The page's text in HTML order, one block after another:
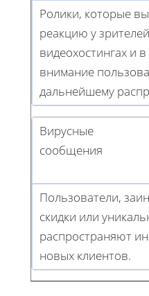
Ролики, которые
реакцию у
видеохостингах и
внимание
дальнейшему
Вирусные
сообщения
Пользователи,
скидки или
распространяют
новых клиентов.